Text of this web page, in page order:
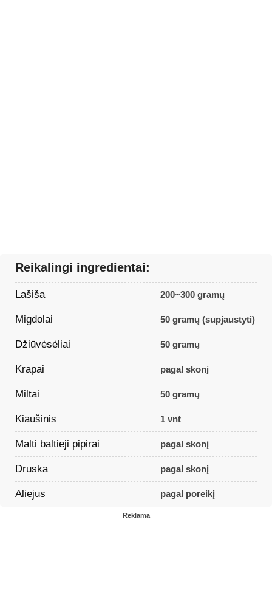
Reikalingi ingredientai:
Lašiša 200~300 gramų
Migdolai 50 gramų (supjaustyti)
Džiūvėsėliai 50 gramų
Krapai pagal skonį
Miltai 50 gramų
Kiaušinis 1 vnt
Malti baltieji pipirai pagal skonį
Druska pagal skonį
Aliejus pagal poreikį
Reklama